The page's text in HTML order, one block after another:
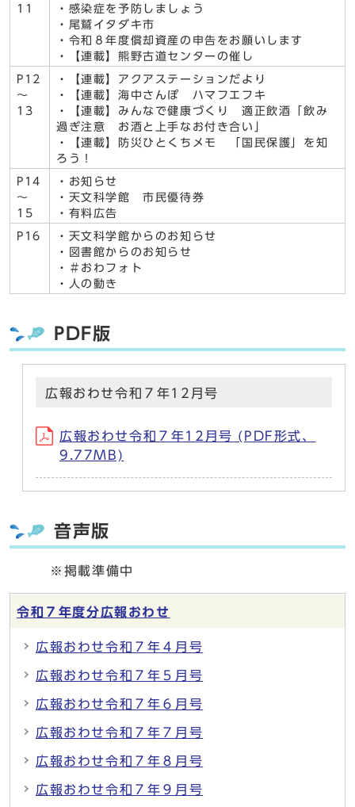
11
・感染症を予防しましょう
・尾鷲イタダキ市
・令和８年度償却資産の申告をお願いします
・【連載】熊野古道センターの催し
P12
～
13
・【連載】アクアステーションだより
・【連載】海中さんぽ ハマフエフキ
・【連載】みんなで健康づくり 適正飲酒「飲み
過ぎ注意 お酒と上手なお付き合い」
・【連載】防災ひとくちメモ 「国民保護」を知
ろう！
P14
～
15
・お知らせ
・天文科学館 市民優待券
・有料広告
P16
・天文科学館からのお知らせ
・図書館からのお知らせ
・＃おわフォト
・人の動き
PDF版
広報おわせ令和７年12月号
広報おわせ令和７年12月号 (PDF形式、
9.77MB)
音声版
※掲載準備中
令和７年度分広報おわせ
広報おわせ令和７年４月号
広報おわせ令和７年５月号
広報おわせ令和７年６月号
広報おわせ令和７年７月号
広報おわせ令和７年８月号
広報おわせ令和７年９月号